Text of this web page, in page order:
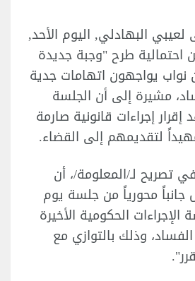
البهادلي, اليوم الأحد,
احتمالية طرح "وجبة جديدة
نواب يواجهون اتهامات جدية
مشيرة إلى أن الجلسة
إجراءات قانونية صارمة
لتقديمهم إلى القضاء.
تصريح لـ/المعلومة/، أن
محورياً من جلسة يوم
الإجراءات الحكومية الأخيرة
وذلك بالتوازي مع